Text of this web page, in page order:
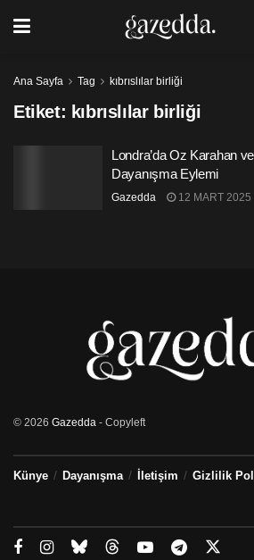
Ana Sayfa Tag kıbrıslılar birliği
Etiket: kıbrıslılar birliği
Londra’da Oz Karahan
Dayanışma Eylemi
Gazedda 12 MART 2025
© 2026 Gazedda - Copyleft
Künye Dayanışma İletişim Gizlilik